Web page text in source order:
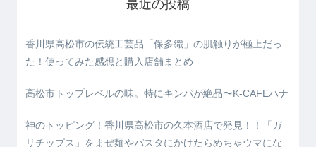
最近の投稿
香川県高松市の伝統工芸品「保多織」の肌触りが極上だっ
た！使ってみた感想と購入店舗まとめ
高松市トップレベルの味。特にキンパが絶品〜K-CAFEハナ
神のトッピング！香川県高松市の久本酒店で発見！！「ガ
リチップス」をまぜ麺やパスタにかけたらめちゃウマにな